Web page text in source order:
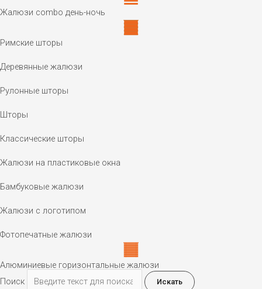
Жалюзи combo день-ночь
Римские шторы
Деревянные жалюзи
Рулонные шторы
Шторы
Классические шторы
Жалюзи на пластиковые окна
Бамбуковые жалюзи
Жалюзи с логотипом
Фотопечатные жалюзи
Алюминиевые горизонтальные жалюзи
Поиск
Искать